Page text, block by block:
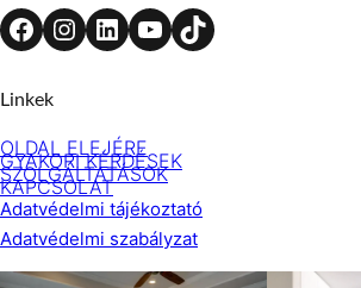
Linkek
OLDAL ELEJÉRE
GYAKORI KÉRDÉSEK
SZOLGÁLTATÁSOK
KAPCSOLAT
Adatvédelmi tájékoztató
Adatvédelmi szabályzat